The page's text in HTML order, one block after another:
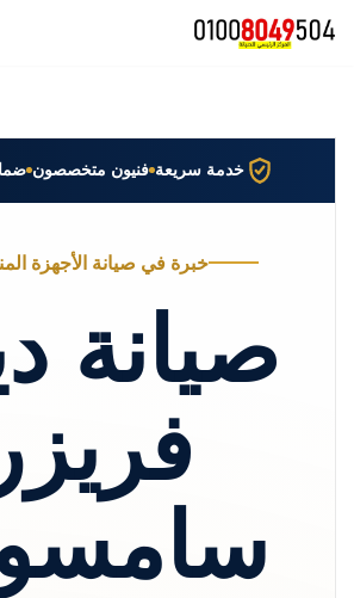
خدمة سريعة فنيون متخصصون
خبرة في صيانة الأجهزة
صيانة
فريزر